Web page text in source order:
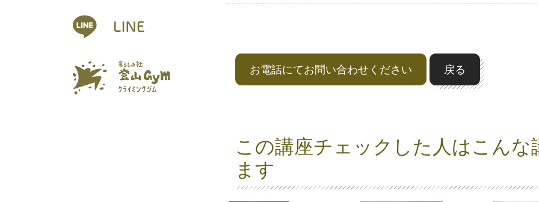
お電話にてお問い合わせください 戻る
この講座チェックした人はこん
ます